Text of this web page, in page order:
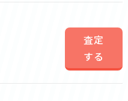
査定
する